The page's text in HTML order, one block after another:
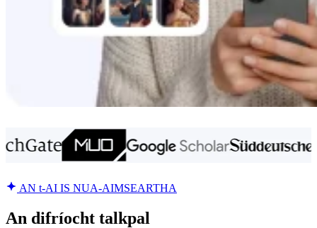
AN t-AI IS NUA-AIMSEARTHA
An difríocht talkpal